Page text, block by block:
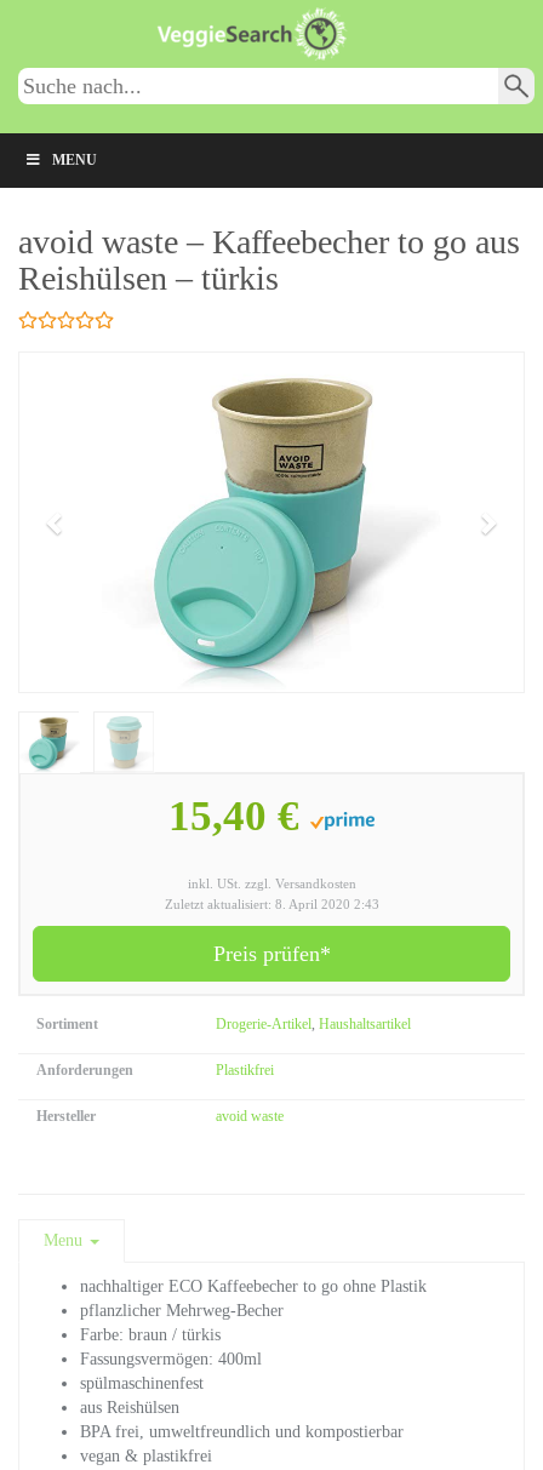
content
MENU
avoid waste – Kaffeebecher to go aus
Reishülsen – türkis
15,40 €
inkl. USt. zzgl. Versandkosten
Zuletzt aktualisiert: 8. April 2020 2:43
Preis prüfen*
Sortiment Drogerie-Artikel, Haushaltsartikel
Anforderungen Plastikfrei
Hersteller avoid waste
Menu
nachhaltiger ECO Kaffeebecher to go ohne Plastik
pflanzlicher Mehrweg-Becher
Farbe: braun / türkis
Fassungsvermögen: 400ml
spülmaschinenfest
aus Reishülsen
BPA frei, umweltfreundlich und kompostierbar
vegan & plastikfrei